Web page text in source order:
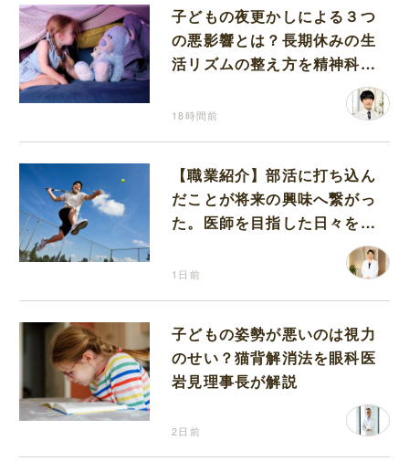
子どもの夜更かしによる３つ
の悪影響とは？長期休みの生
活リズムの整え方を精神科医
18時間前
【職業紹介】部活に打ち込ん
だことが将来の興味へ繋がっ
た。医師を目指した日々を振
1日前
子どもの姿勢が悪いのは視力
のせい？猫背解消法を眼科医
岩見理事長が解説
2日前